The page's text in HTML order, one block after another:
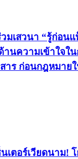
มเสวนา “รู้ก่อนแ
านความเข้าใจใ
าร ก่อนกฎหมายใ
เตอร์เวียดนาม!